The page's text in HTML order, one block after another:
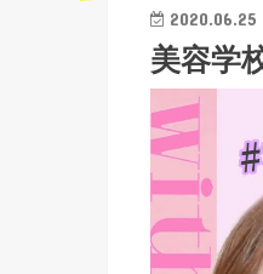
2020.06.25
美容学